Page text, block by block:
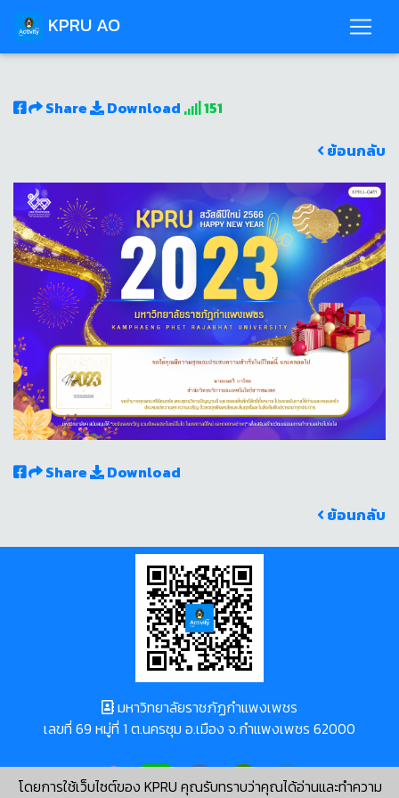
KPRU AO
Share Download
151
ย้อนกลับ
Share
Download
ย้อนกลับ
โดยการใช้เว็บไซต์ของ KPRU คุณรับทราบว่าคุณได้อ่านและทำความ
มหาวิทยาลัยราชภัฏกำแพงเพชร
เลขที่ 69 หมู่ที่ 1 ต.นครชุม อ.เมือง จ.กำแพงเพชร 62000